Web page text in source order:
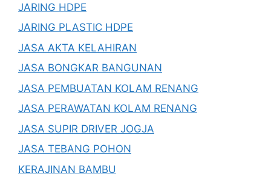
JARING HDPE
JARING PLASTIC HDPE
JASA AKTA KELAHIRAN
JASA BONGKAR BANGUNAN
JASA PEMBUATAN KOLAM RENANG
JASA PERAWATAN KOLAM RENANG
JASA SUPIR DRIVER JOGJA
JASA TEBANG POHON
KERAJINAN BAMBU